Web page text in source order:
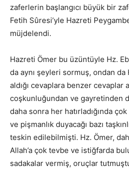
zaferlerin başlangıcı büyük bir
Fetih Sûresi’yle Hazreti
müjdelendi.
Hazreti Ömer bu üzüntüyle Hz.
da aynı şeyleri sormuş, ondan
aldığı cevaplara benzer cevaplar
coşkunluğundan ve gayretinden
daha sonra her hatırladığında
ve pişmanlık duyacağı bazı
teskin edilebilmişti. Hz. Ömer,
Allah’a çok tevbe ve istiğfarda
sadakalar vermiş, oruçlar